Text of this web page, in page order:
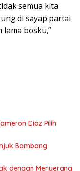
semua kita
di sayap partai
lama bosku,”
Diaz Pilih
Bambang
dengan Menyerang